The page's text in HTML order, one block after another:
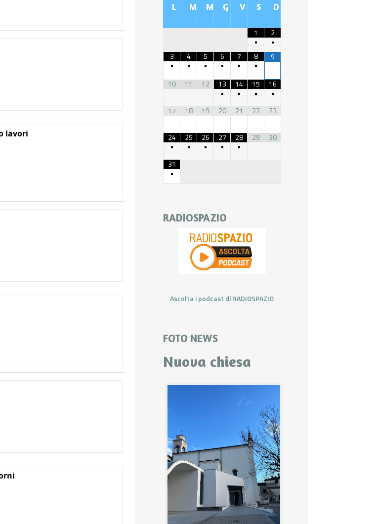
lavori
L M M G V S D
1
•
2
•
3
•
4
•
5
•
6
•
7
•
8
•
9
10 11 12
13
•
14
•
15
•
16
•
17
18 19 20 21 22 23
24
•
25
•
26
•
27
•
28
•
29 30
31
•
RADIOSPAZIO
Ascolta i podcast di RADIOSPAZIO
FOTO NEWS
Nuova chiesa